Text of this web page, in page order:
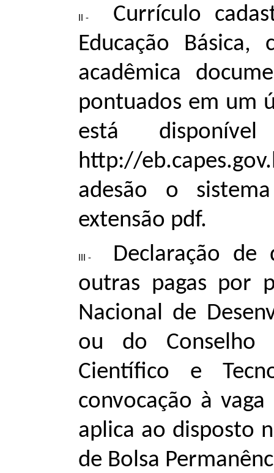
Currículo
Educação
acadêmica
pontuados em um
está
http://
adesão o
extensão pdf.
Declaração
outras pagas por
Nacional de
ou do Conselho
Científico e
convocação à
aplica ao disposto
de Bolsa